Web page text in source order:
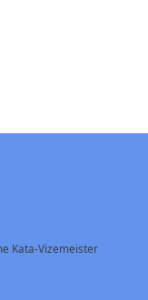
Kata-Vizemeister